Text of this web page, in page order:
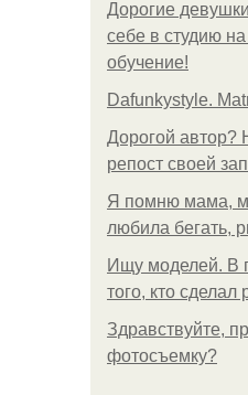
Дорогие
себе в студию
обучение!
Dafunkystyle.
Дорогой автор?
репост своей
Я помню мама,
любила бегать,
Ищу моделей. В
того, кто сделал
Здравствуйте,
фотосъемку?